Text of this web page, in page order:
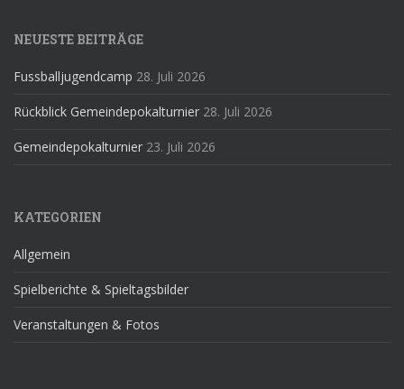
NEUESTE BEITRÄGE
Fussballjugendcamp 28. Juli 2026
Rückblick Gemeindepokalturnier 28. Juli 2026
Gemeindepokalturnier 23. Juli 2026
KATEGORIEN
Allgemein
Spielberichte & Spieltagsbilder
Veranstaltungen & Fotos